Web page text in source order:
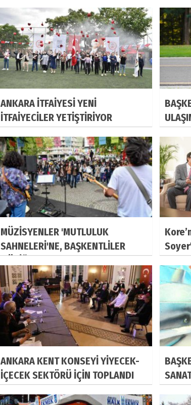
ANKARA İTFAİYESİ YENİ
İTFAİYECİLER YETİŞTİRİYOR
MÜZİSYENLER 'MUTLULUK
SAHNELERİ'NE, BAŞKENTLİLER
ANKARA KENT KONSEYİ YİYECEK-
İÇECEK SEKTÖRÜ İÇİN TOPLANDI